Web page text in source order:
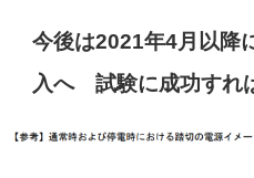
今後は2021年4月以降
入へ 試験に成功すれ